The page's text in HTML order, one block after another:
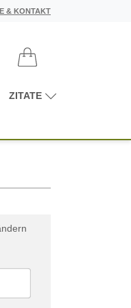
& KONTAKT
ZITATE